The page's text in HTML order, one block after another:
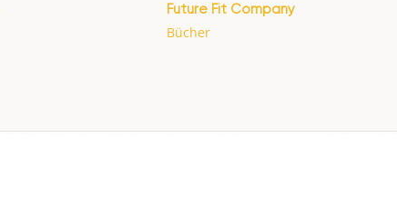
Future Fit Company
Bücher